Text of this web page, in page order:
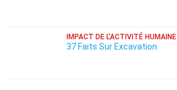
IMPACT DE L'ACTIVITÉ HUMAINE
37 Faits Sur Excavation